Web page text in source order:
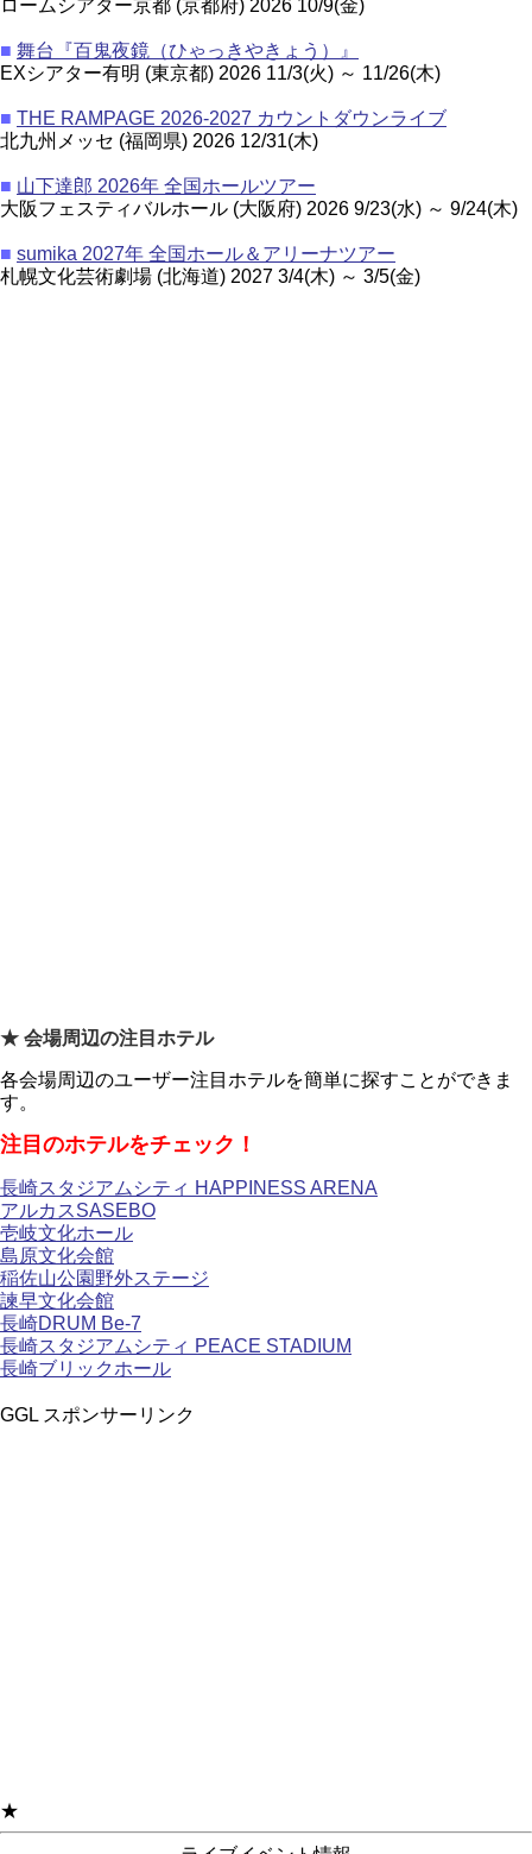
ロームシアター京都 (京都府) 2026 10/9(金)
■ 舞台『百鬼夜鏡（ひゃっきやきょう）』
EXシアター有明 (東京都) 2026 11/3(火) ～ 11/26(木)
■ THE RAMPAGE 2026-2027 カウントダウンライブ
北九州メッセ (福岡県) 2026 12/31(木)
■ 山下達郎 2026年 全国ホールツアー
大阪フェスティバルホール (大阪府) 2026 9/23(水) ～ 9/24(木)
■ sumika 2027年 全国ホール＆アリーナツアー
札幌文化芸術劇場 (北海道) 2027 3/4(木) ～ 3/5(金)
★ 会場周辺の注目ホテル
各会場周辺のユーザー注目ホテルを簡単に探すことができま
す。
注目のホテルをチェック！
長崎スタジアムシティ HAPPINESS ARENA
アルカスSASEBO
壱岐文化ホール
島原文化会館
稲佐山公園野外ステージ
諫早文化会館
長崎DRUM Be-7
長崎スタジアムシティ PEACE STADIUM
長崎ブリックホール
GGL スポンサーリンク
★